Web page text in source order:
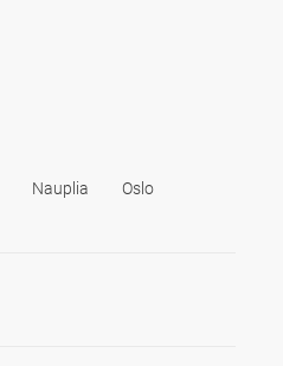
Nauplia
Oslo